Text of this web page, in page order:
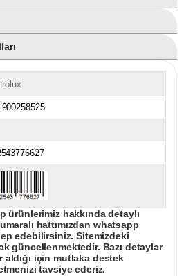
ürünlerimiz hakkında detaylı
hattımızdan whatsapp
edebilirsiniz. Sitemizdeki
güncellenmektedir. Bazı detaylar
için mutlaka destek
tavsiye ederiz.